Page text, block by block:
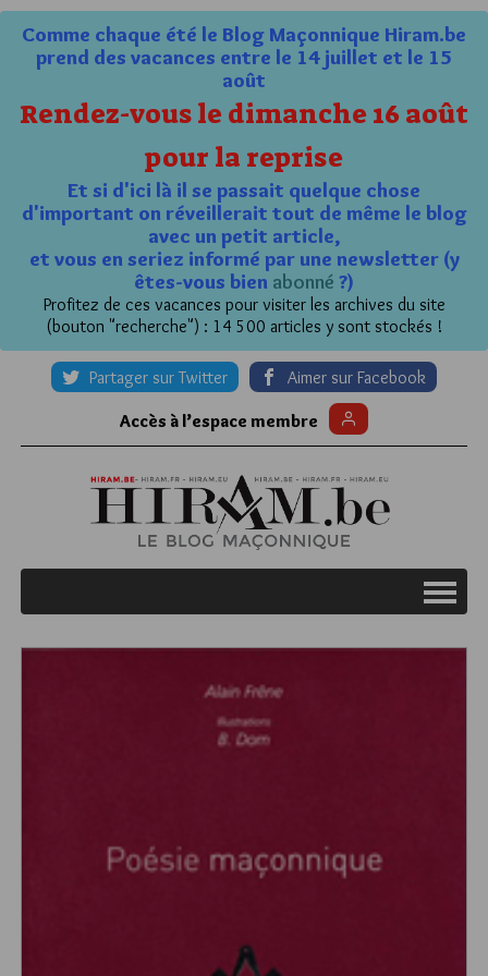
Comme chaque été le Blog Maçonnique Hiram.be
prend des vacances entre le 14 juillet et le 15
août
Rendez-vous le dimanche 16 août
pour la reprise
Et si d'ici là il se passait quelque chose
d'important on réveillerait tout de même le blog
avec un petit article,
et vous en seriez informé par une newsletter (y
êtes-vous bien abonné ?)
Profitez de ces vacances pour visiter les archives du site
(bouton "recherche") : 14 500 articles y sont stockés !
Partager sur Twitter Aimer sur Facebook
Accès à l’espace membre